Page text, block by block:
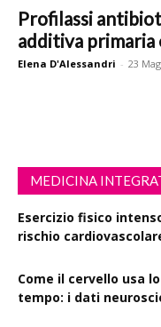
Profilassi
additiva
Elena D'Alessandri - 23
MEDICINA
Esercizio fisico
rischio
Come il cervello usa
tempo: i dati